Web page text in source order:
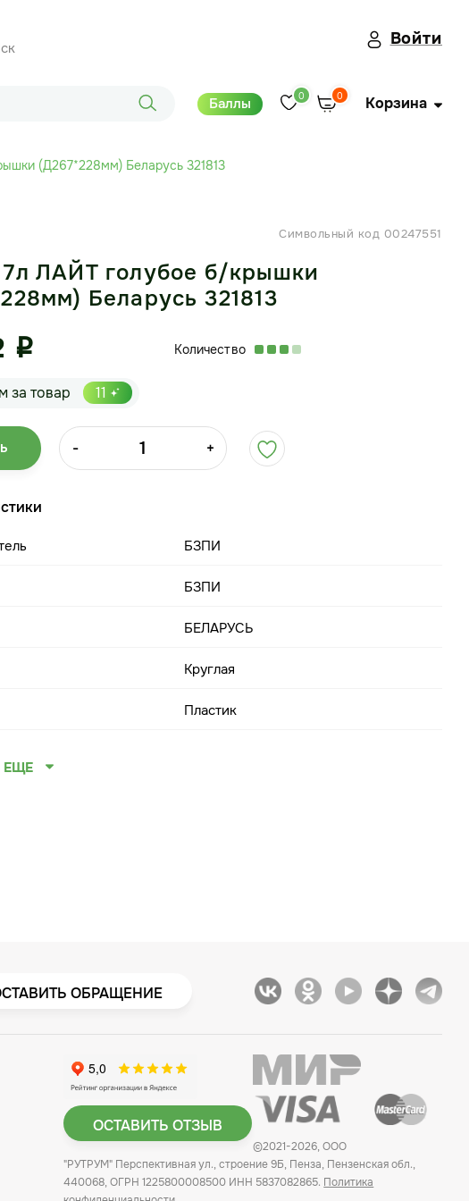
Войти
Баллы 0 0 Корзина
(Д267*228мм) Беларусь 321813
Символьный код 00247551
ЛАЙТ голубое б/крышки
Беларусь 321813
i Количество
за товар 11
- +
БЗПИ
БЗПИ
БЕЛАРУСЬ
Круглая
Пластик
ЕЩЕ
ОБРАЩЕНИЕ
ОСТАВИТЬ ОТЗЫВ
©2021-2026, ООО
"РУТРУМ" Перспективная ул., строение 9Б, Пенза, Пензенская обл.,
440068, ОГРН 1225800008500 ИНН 5837082865. Политика